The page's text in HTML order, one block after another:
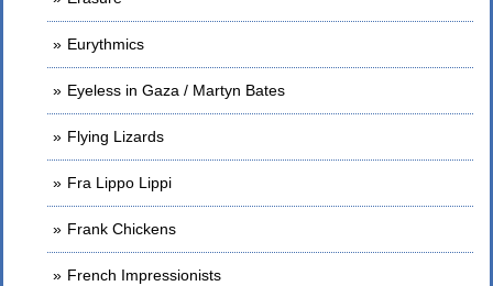
Eurythmics
Eyeless in Gaza / Martyn Bates
Flying Lizards
Fra Lippo Lippi
Frank Chickens
French Impressionists